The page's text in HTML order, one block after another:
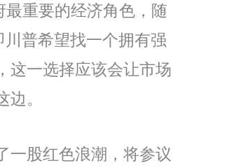
最重要的经济角色，随
普希望找一个拥有强
这一选择应该会让市场
。
一股红色浪潮，将参议